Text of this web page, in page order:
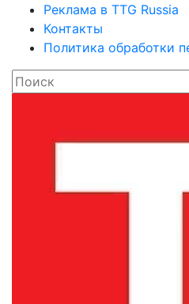
Реклама в TTG Russia
Контакты
Политика обработки